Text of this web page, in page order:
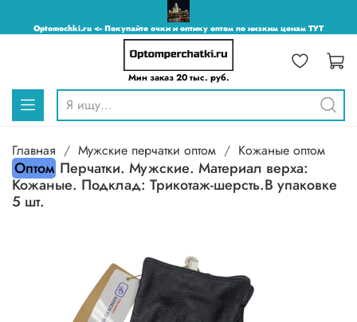
Optomochki.ru <-- Покупайте очки и оптику оптом по низким ценам ТУТ
Мин заказ 20 тыс. руб.
Главная Мужские перчатки оптом Кожаные оптом
Оптом Перчатки. Мужские. Материал верха:
Кожаные. Подклад: Трикотаж-шерсть.В упаковке
5 шт.